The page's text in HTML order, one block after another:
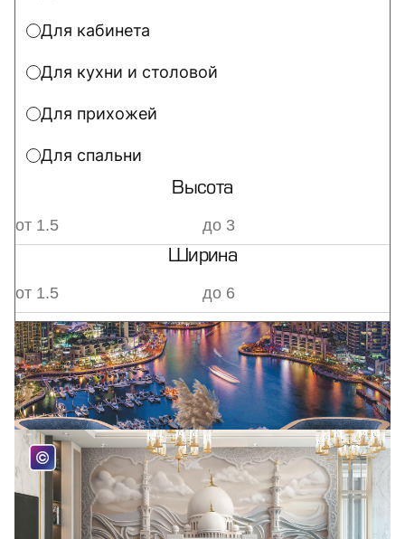
Для кабинета
Для кухни и столовой
Для прихожей
Для спальни
Высота
Ширина